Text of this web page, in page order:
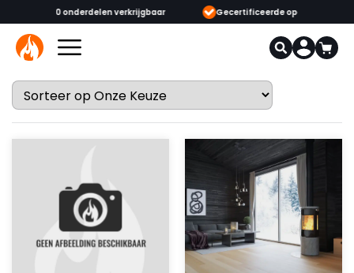
Gecertificeerde opgeleide adviseurs & monteurs